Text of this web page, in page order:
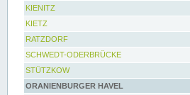
KIENITZ
KIETZ
RATZDORF
SCHWEDT-ODERBRÜCKE
STÜTZKOW
ORANIENBURGER HAVEL